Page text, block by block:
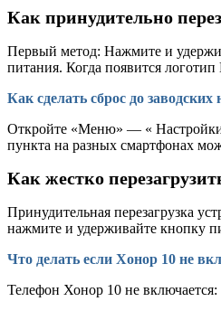
Как принудительно
Первый метод: Нажмите и
питания. Когда появится
Как сделать сброс до заводских
Откройте «Меню» — « Настройки
пункта на разных смартфонах
Как жестко
Принудительная перезагрузка
нажмите и удерживайте кнопку
Что делать если Хонор 10 не
Телефон Хонор 10 не